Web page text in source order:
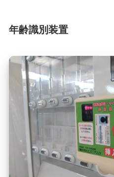
年齢識別装置